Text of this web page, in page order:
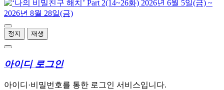
정지 재생
아이디 로그인
아이디·비밀번호를 통한 로그인 서비스입니다.